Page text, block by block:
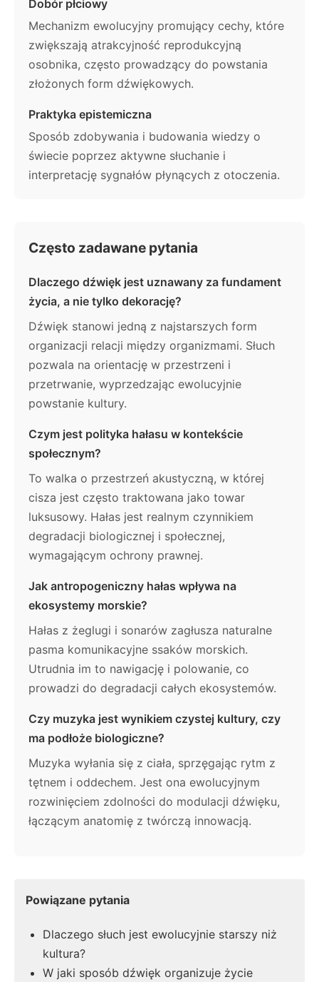
Dobór płciowy
Mechanizm ewolucyjny promujący cechy, które
zwiększają atrakcyjność reprodukcyjną
osobnika, często prowadzący do powstania
złożonych form dźwiękowych.
Praktyka epistemiczna
Sposób zdobywania i budowania wiedzy o
świecie poprzez aktywne słuchanie i
interpretację sygnałów płynących z otoczenia.
Często zadawane pytania
Dlaczego dźwięk jest uznawany za fundament
życia, a nie tylko dekorację?
Dźwięk stanowi jedną z najstarszych form
organizacji relacji między organizmami. Słuch
pozwala na orientację w przestrzeni i
przetrwanie, wyprzedzając ewolucyjnie
powstanie kultury.
Czym jest polityka hałasu w kontekście
społecznym?
To walka o przestrzeń akustyczną, w której
cisza jest często traktowana jako towar
luksusowy. Hałas jest realnym czynnikiem
degradacji biologicznej i społecznej,
wymagającym ochrony prawnej.
Jak antropogeniczny hałas wpływa na
ekosystemy morskie?
Hałas z żeglugi i sonarów zagłusza naturalne
pasma komunikacyjne ssaków morskich.
Utrudnia im to nawigację i polowanie, co
prowadzi do degradacji całych ekosystemów.
Czy muzyka jest wynikiem czystej kultury, czy
ma podłoże biologiczne?
Muzyka wyłania się z ciała, sprzęgając rytm z
tętnem i oddechem. Jest ona ewolucyjnym
rozwinięciem zdolności do modulacji dźwięku,
łączącym anatomię z twórczą innowacją.
Powiązane pytania
Dlaczego słuch jest ewolucyjnie starszy niż
kultura?
W jaki sposób dźwięk organizuje życie